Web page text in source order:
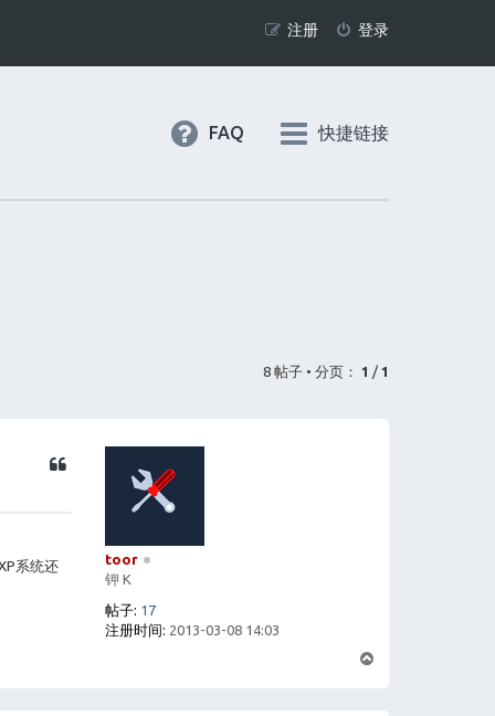
登录
注册
快捷链接
FAQ
8 帖子 • 分页： 1 / 1
toor
钾 K
帖子: 17
注册时间: 2013-03-08 14:03
系统还